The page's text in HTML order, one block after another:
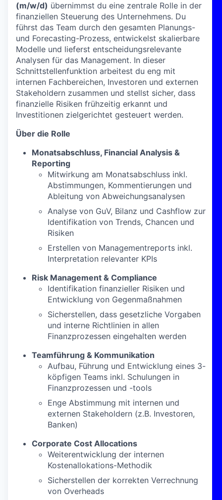
(m/w/d) übernimmst du eine zentrale Rolle in der
finanziellen Steuerung des Unternehmens. Du
führst das Team durch den gesamten Planungs-
und Forecasting-Prozess, entwickelst skalierbare
Modelle und lieferst entscheidungsrelevante
Analysen für das Management. In dieser
Schnittstellenfunktion arbeitest du eng mit
internen Fachbereichen, Investoren und externen
Stakeholdern zusammen und stellst sicher, dass
finanzielle Risiken frühzeitig erkannt und
Investitionen zielgerichtet gesteuert werden.
Über die Rolle
Monatsabschluss, Financial Analysis &
Reporting
Mitwirkung am Monatsabschluss inkl.
Abstimmungen, Kommentierungen und
Ableitung von Abweichungsanalysen
Analyse von GuV, Bilanz und Cashflow zur
Identifikation von Trends, Chancen und
Risiken
Erstellen von Managementreports inkl.
Interpretation relevanter KPIs
Risk Management & Compliance
Identifikation finanzieller Risiken und
Entwicklung von Gegenmaßnahmen
Sicherstellen, dass gesetzliche Vorgaben
und interne Richtlinien in allen
Finanzprozessen eingehalten werden
Teamführung & Kommunikation
Aufbau, Führung und Entwicklung eines 3-
köpfigen Teams inkl. Schulungen in
Finanzprozessen und -tools
Enge Abstimmung mit internen und
externen Stakeholdern (z.B. Investoren,
Banken)
Corporate Cost Allocations
Weiterentwicklung der internen
Kostenallokations-Methodik
Sicherstellen der korrekten Verrechnung
von Overheads